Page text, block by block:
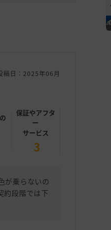
稿日：2025年06月
保証やアフタ
ー
サービス
3
が乗らないの
約段階では下